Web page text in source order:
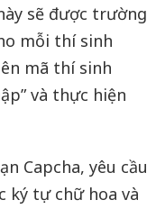
sẽ được trường
mỗi thí sinh
mã thí sinh
và thực hiện
Capcha, yêu cầu
ký tự chữ hoa và